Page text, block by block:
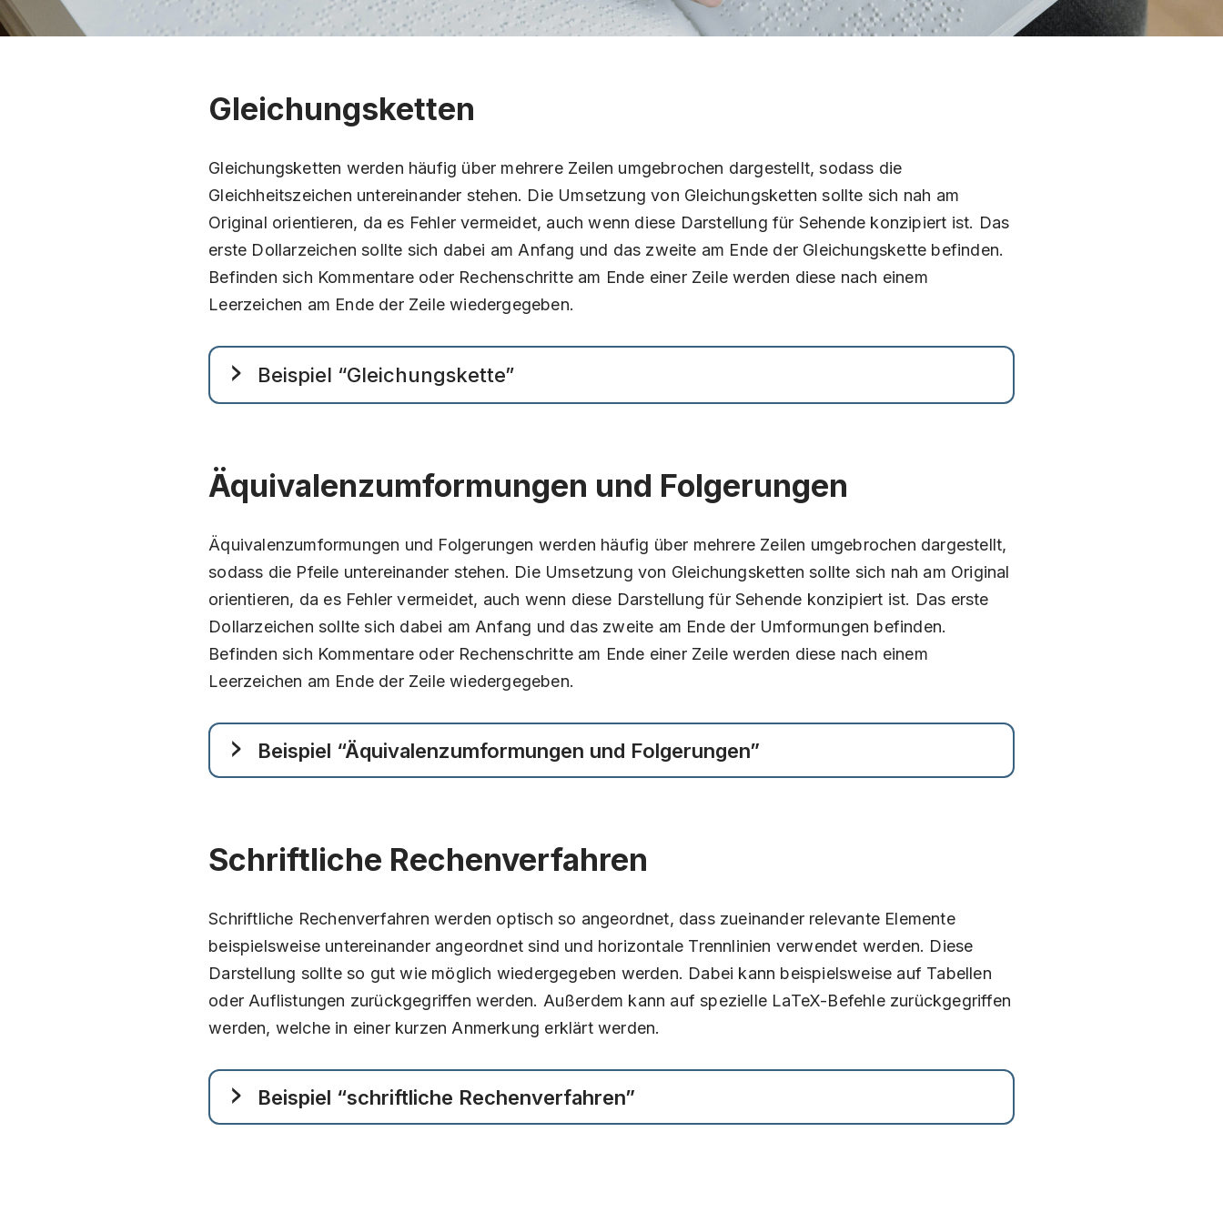
Gleichungsketten
Gleichungsketten werden häufig über mehrere Zeilen umgebrochen dargestellt, sodass die
Gleichheitszeichen untereinander stehen. Die Umsetzung von Gleichungsketten sollte sich nah am
Original orientieren, da es Fehler vermeidet, auch wenn diese Darstellung für Sehende konzipiert ist. Das
erste Dollarzeichen sollte sich dabei am Anfang und das zweite am Ende der Gleichungskette befinden.
Befinden sich Kommentare oder Rechenschritte am Ende einer Zeile werden diese nach einem
Leerzeichen am Ende der Zeile wiedergegeben.
Beispiel “Gleichungskette”
Äquivalenzumformungen und Folgerungen
Äquivalenzumformungen und Folgerungen werden häufig über mehrere Zeilen umgebrochen dargestellt,
sodass die Pfeile untereinander stehen. Die Umsetzung von Gleichungsketten sollte sich nah am Original
orientieren, da es Fehler vermeidet, auch wenn diese Darstellung für Sehende konzipiert ist. Das erste
Dollarzeichen sollte sich dabei am Anfang und das zweite am Ende der Umformungen befinden.
Befinden sich Kommentare oder Rechenschritte am Ende einer Zeile werden diese nach einem
Leerzeichen am Ende der Zeile wiedergegeben.
Beispiel “Äquivalenzumformungen und Folgerungen”
Schriftliche Rechenverfahren
Schriftliche Rechenverfahren werden optisch so angeordnet, dass zueinander relevante Elemente
beispielsweise untereinander angeordnet sind und horizontale Trennlinien verwendet werden. Diese
Darstellung sollte so gut wie möglich wiedergegeben werden. Dabei kann beispielsweise auf Tabellen
oder Auflistungen zurückgegriffen werden. Außerdem kann auf spezielle LaTeX-Befehle zurückgegriffen
werden, welche in einer kurzen Anmerkung erklärt werden.
Beispiel “schriftliche Rechenverfahren”